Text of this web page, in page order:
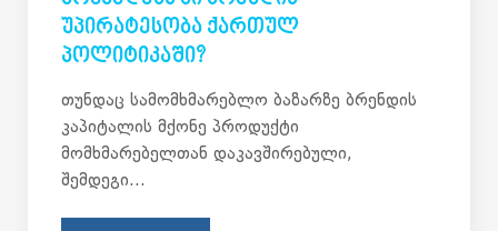
ᲣᲞᲘᲠᲐᲢᲔᲡᲝᲑᲐ ᲥᲐᲠᲗᲣᲚ
ᲞᲝᲚᲘᲢᲘᲙᲐᲨᲘ?
თუნდაც სამომხმარებლო ბაზარზე ბრენდის
კაპიტალის მქონე პროდუქტი
მომხმარებელთან დაკავშირებული,
შემდეგი...